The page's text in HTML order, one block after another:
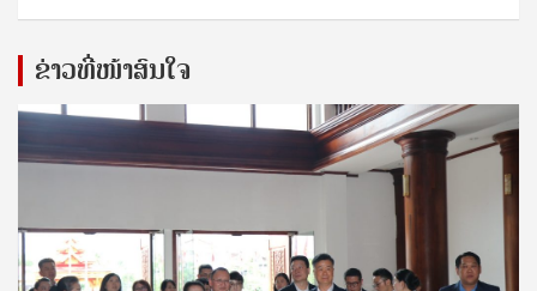
ຂ່າວທີ່ໜ້າສົນໃຈ